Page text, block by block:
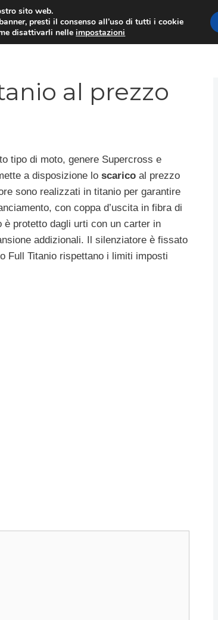
MOTO NEWS ACCESSORI
al prezzo
tipo di moto, genere Supercross e
a disposizione lo scarico al prezzo
sono realizzati in titanio per garantire
con coppa d’uscita in fibra di
protetto dagli urti con un carter in
addizionali. Il silenziatore è fissato
Full Titanio rispettano i limiti imposti
sito web.
presti il consenso all’uso di tutti i cookie
disattivarli nelleimpostazioni